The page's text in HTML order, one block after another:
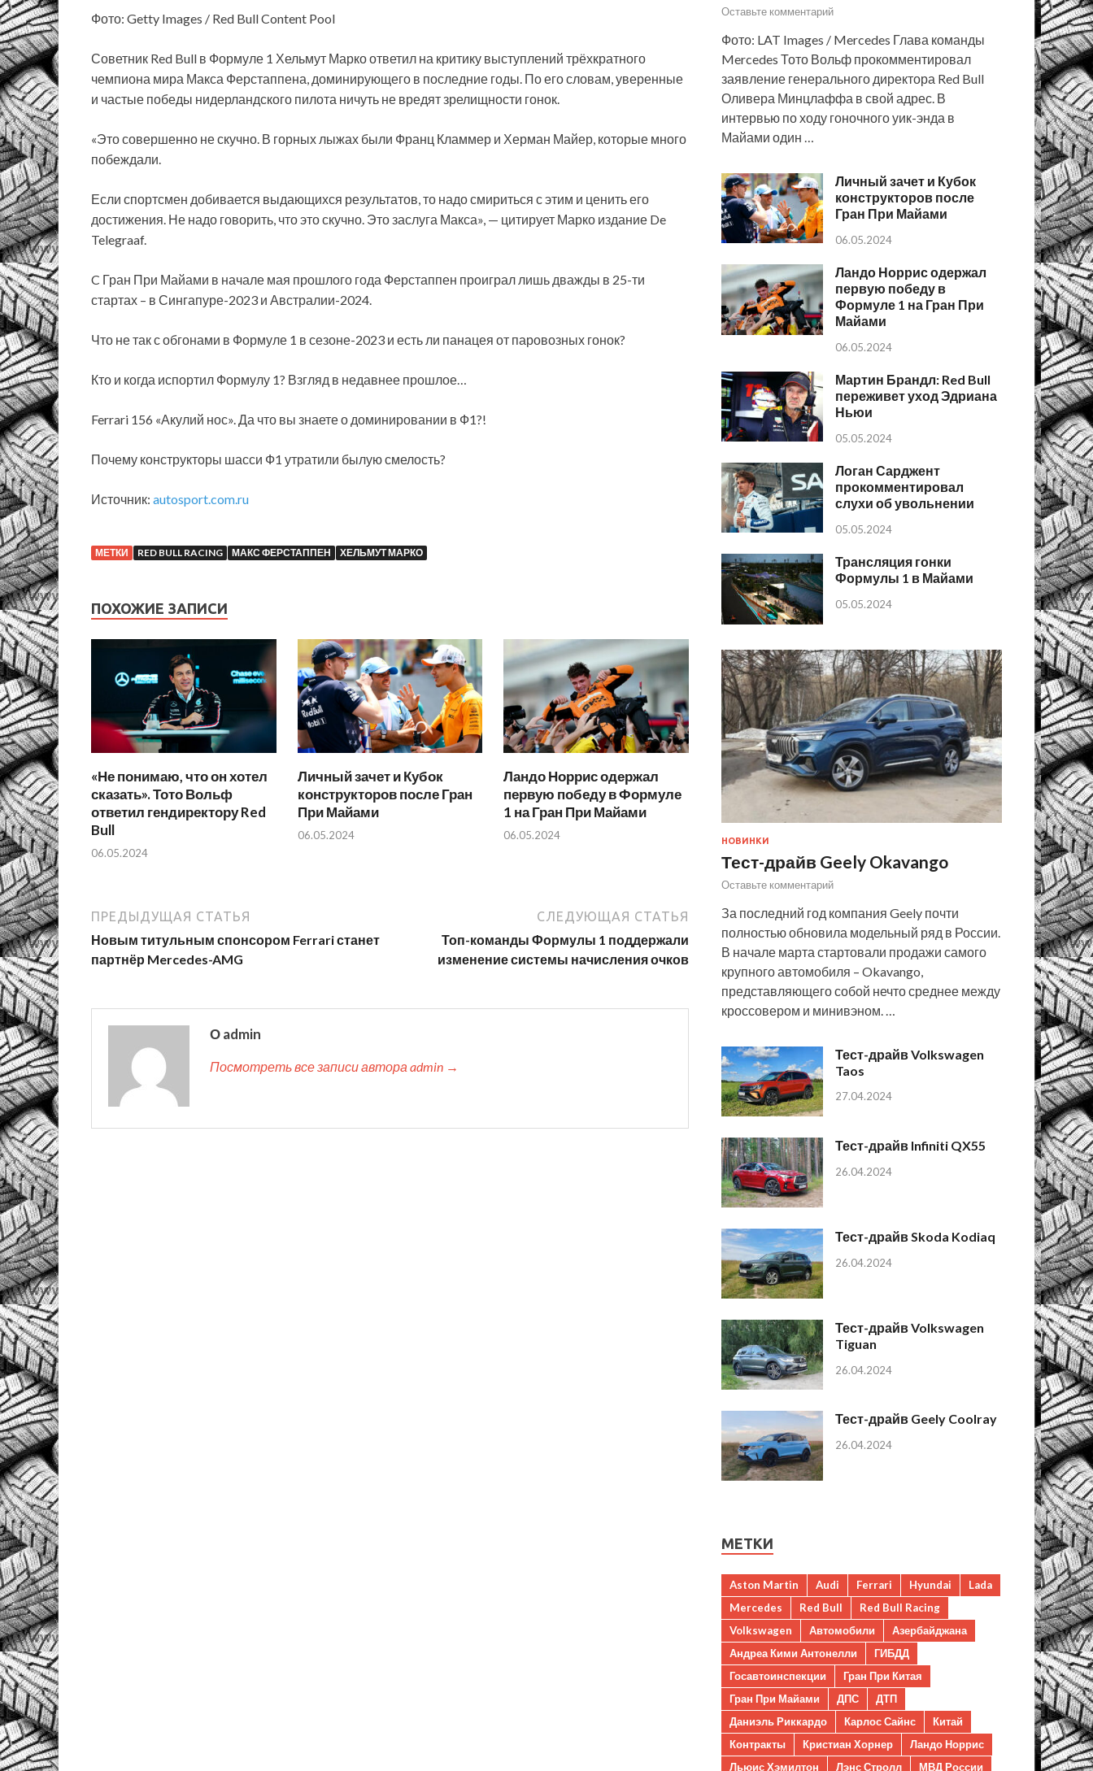
Фото: Getty Images / Red Bull Content Pool
Советник Red Bull в Формуле 1 Хельмут Марко ответил на критику выступлений трёхкратного
чемпиона мира Макса Ферстаппена, доминирующего в последние годы. По его словам, уверенные
и частые победы нидерландского пилота ничуть не вредят зрелищности гонок.
«Это совершенно не скучно. В горных лыжах были Франц Кламмер и Херман Майер, которые много
побеждали.
Если спортсмен добивается выдающихся результатов, то надо смириться с этим и ценить его
достижения. Не надо говорить, что это скучно. Это заслуга Макса», — цитирует Марко издание De
Telegraaf.
C Гран При Майами в начале мая прошлого года Ферстаппен проиграл лишь дважды в 25-ти
стартах – в Сингапуре-2023 и Австралии-2024.
Что не так с обгонами в Формуле 1 в сезоне-2023 и есть ли панацея от паровозных гонок?
Кто и когда испортил Формулу 1? Взгляд в недавнее прошлое…
Ferrari 156 «Акулий нос». Да что вы знаете о доминировании в Ф1?!
Почему конструкторы шасси Ф1 утратили былую смелость?
Источник: autosport.com.ru
МЕТКИ RED BULL RACING МАКС ФЕРСТАППЕН ХЕЛЬМУТ МАРКО
ПОХОЖИЕ ЗАПИСИ
«Не понимаю, что он хотел
сказать». Тото Вольф
ответил гендиректору Red
Bull
06.05.2024
Личный зачет и Кубок
конструкторов после Гран
При Майами
06.05.2024
Ландо Норрис одержал
первую победу в Формуле
1 на Гран При Майами
06.05.2024
ПРЕДЫДУЩАЯ СТАТЬЯ
Новым титульным спонсором Ferrari станет
партнёр Mercedes-AMG
СЛЕДУЮЩАЯ СТАТЬЯ
Топ-команды Формулы 1 поддержали
изменение системы начисления очков
О admin
Посмотреть все записи автора admin →
Оставьте комментарий
Фото: LAT Images / Mercedes Глава команды
Mercedes Тото Вольф прокомментировал
заявление генерального директора Red Bull
Оливера Минцлаффа в свой адрес. В
интервью по ходу гоночного уик-энда в
Майами один …
Личный зачет и Кубок
конструкторов после
Гран При Майами
06.05.2024
Ландо Норрис одержал
первую победу в
Формуле 1 на Гран При
Майами
06.05.2024
Мартин Брандл: Red Bull
переживет уход Эдриана
Ньюи
05.05.2024
Логан Сарджент
прокомментировал
слухи об увольнении
05.05.2024
Трансляция гонки
Формулы 1 в Майами
05.05.2024
НОВИНКИ
Тест-драйв Geely Okavango
Оставьте комментарий
За последний год компания Geely почти
полностью обновила модельный ряд в России.
В начале марта стартовали продажи самого
крупного автомобиля – Okavango,
представляющего собой нечто среднее между
кроссовером и минивэном. …
Тест-драйв Volkswagen
Taos
27.04.2024
Тест-драйв Infiniti QX55
26.04.2024
Тест-драйв Skoda Kodiaq
26.04.2024
Тест-драйв Volkswagen
Tiguan
26.04.2024
Тест-драйв Geely Coolray
26.04.2024
МЕТКИ
Aston Martin Audi Ferrari Hyundai
Lada
Mercedes
Red Bull
Red Bull Racing
Volkswagen
Автомобили
Азербайджана
Андреа Кими Антонелли
ГИБДД
Госавтоинспекции
Гран При Китая
Гран При Майами
ДПС
ДТП
Даниэль Риккардо
Карлос Сайнс
Китай
Контракты
Кристиан Хорнер
Ландо Норрис
Льюис Хэмилтон
Лэнс Стролл
МВД России